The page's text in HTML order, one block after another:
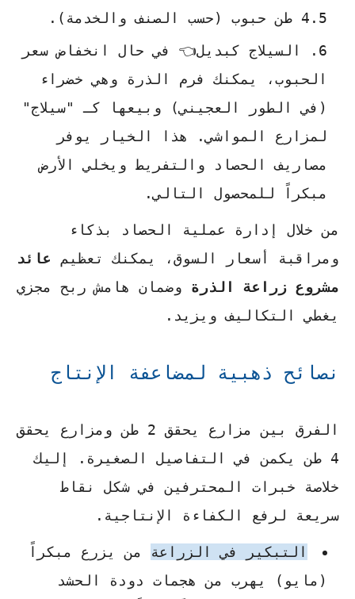
4.5 طن حبوب (حسب الصنف والخدمة).
السيلاج كبديل👈 في حال انخفاض سعر
الحبوب، يمكنك فرم الذرة وهي خضراء
(في الطور العجيني) وبيعها كـ "سيلاج"
لمزارع المواشي. هذا الخيار يوفر
مصاريف الحصاد والتفريط ويخلي الأرض
مبكراً للمحصول التالي.
من خلال إدارة عملية الحصاد بذكاء
ومراقبة أسعار السوق، يمكنك تعظيم عائد
مشروع زراعة الذرة وضمان هامش ربح مجزي
يغطي التكاليف ويزيد.
نصائح ذهبية لمضاعفة الإنتاج
الفرق بين مزارع يحقق 2 طن ومزارع يحقق
4 طن يكمن في التفاصيل الصغيرة. إليك
خلاصة خبرات المحترفين في شكل نقاط
سريعة لرفع الكفاءة الإنتاجية.
التبكير في الزراعة من يزرع مبكراً
(مايو) يهرب من هجمات دودة الحشد